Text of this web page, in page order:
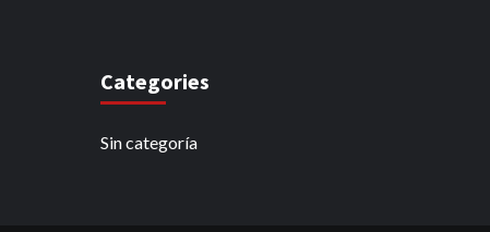
Categories
Sin categoría